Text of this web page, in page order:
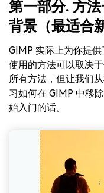
第一部分. 方
背景（最适合
GIMP 实际上为你提
使用的方法可以取决
所有方法，但让我们
习如何在 GIMP 中移
始入门的话。